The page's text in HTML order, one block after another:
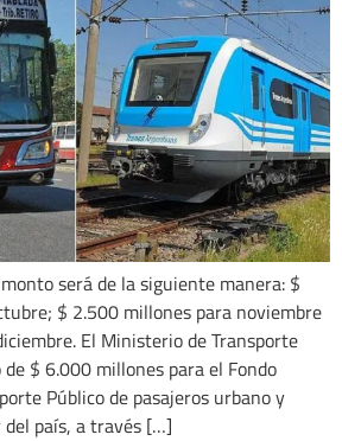
será de la siguiente manera: $
$ 2.500 millones para noviembre
El Ministerio de Transporte
$ 6.000 millones para el Fondo
Público de pasajeros urbano y
país, a través […]